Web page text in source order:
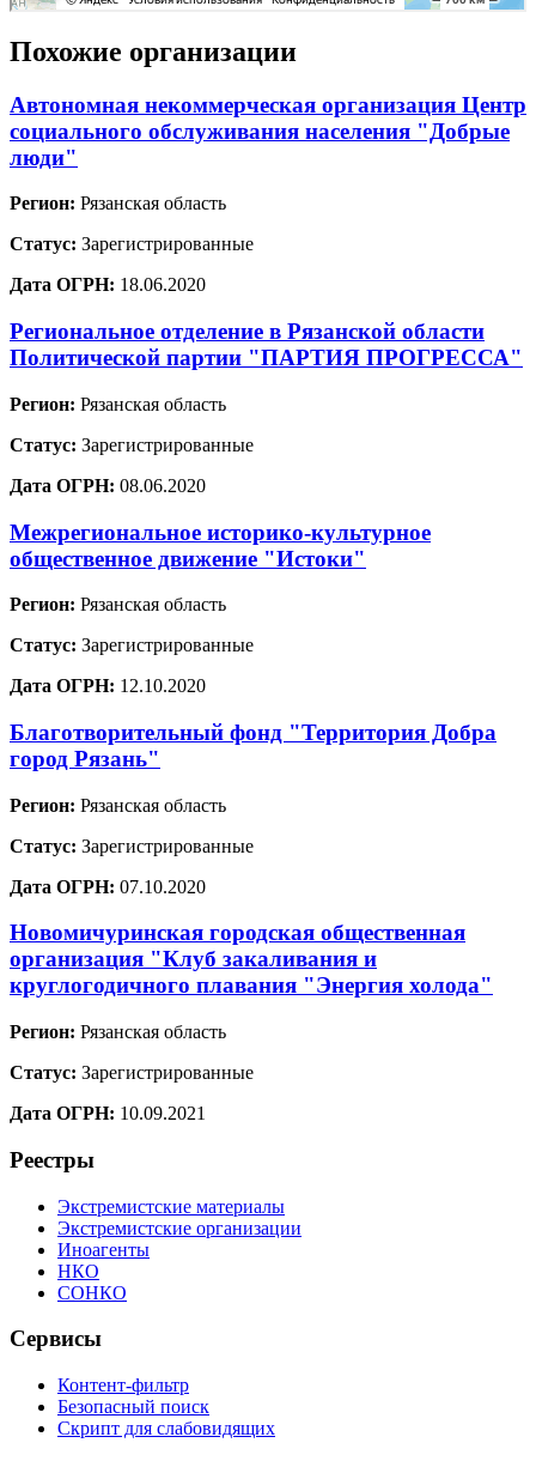
Похожие организации
Автономная некоммерческая организация Центр
социального обслуживания населения "Добрые
люди"
Регион: Рязанская область
Статус: Зарегистрированные
Дата ОГРН: 18.06.2020
Региональное отделение в Рязанской области
Политической партии "ПАРТИЯ ПРОГРЕССА"
Регион: Рязанская область
Статус: Зарегистрированные
Дата ОГРН: 08.06.2020
Межрегиональное историко-культурное
общественное движение "Истоки"
Регион: Рязанская область
Статус: Зарегистрированные
Дата ОГРН: 12.10.2020
Благотворительный фонд "Территория Добра
город Рязань"
Регион: Рязанская область
Статус: Зарегистрированные
Дата ОГРН: 07.10.2020
Новомичуринская городская общественная
организация "Клуб закаливания и
круглогодичного плавания "Энергия холода"
Регион: Рязанская область
Статус: Зарегистрированные
Дата ОГРН: 10.09.2021
Реестры
Экстремистские материалы
Экстремистские организации
Иноагенты
НКО
СОНКО
Сервисы
Контент-фильтр
Безопасный поиск
Скрипт для слабовидящих